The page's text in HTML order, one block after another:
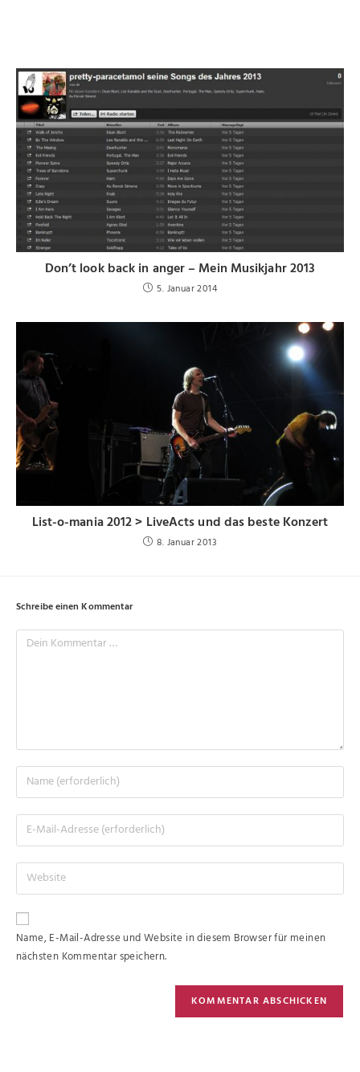
Don’t look back in anger – Mein Musikjahr 2013
5. Januar 2014
List-o-mania 2012 > LiveActs und das beste Konzert
8. Januar 2013
Schreibe einen Kommentar
Name, E-Mail-Adresse und Website in diesem Browser für meinen
nächsten Kommentar speichern.